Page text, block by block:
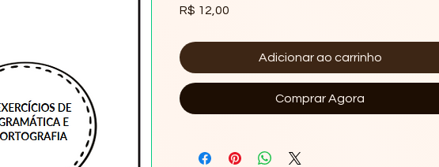
R$ 12,00
Adicionar ao carrinho
Comprar Agora